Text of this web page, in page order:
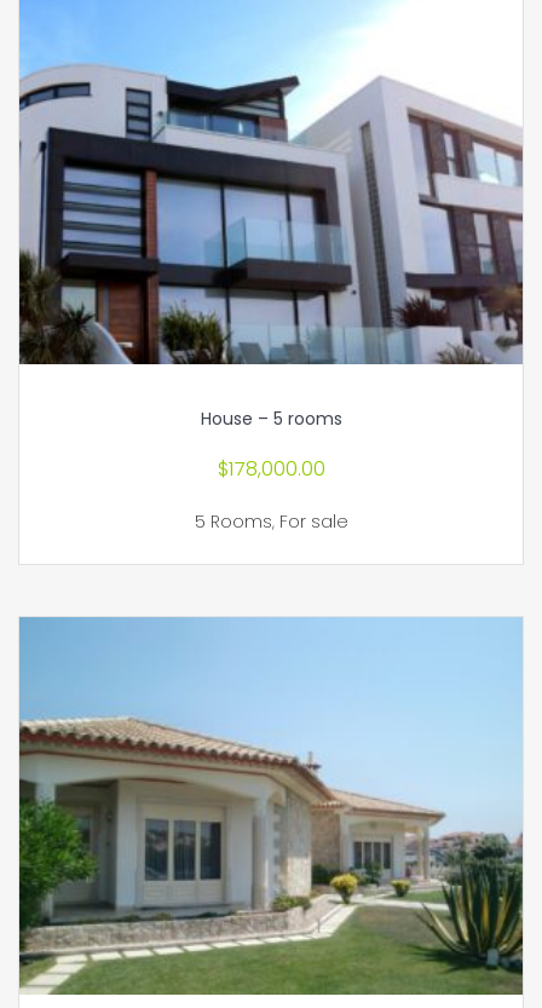
House – 5 rooms
$178,000.00
5 Rooms, For sale